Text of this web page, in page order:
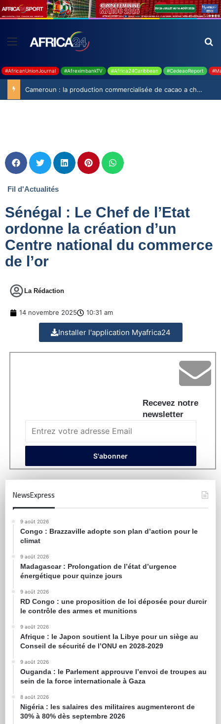
#AfricanUnionJournal #AfreximbankTV #Africa24Caribbean #CedeaoReport
Cameroun : la production commercialisée de cacao a chuté de 19,9% durant la saison 2025-2026
Fil d'Actualités
Sénégal : Le Chef de l’Etat
ordonne la création d’un
Centre national du commerce
de l’or
La Rédaction
14 novembre 2025 10:31 am
Installer l'application Myafrica24
Recevez notre
newsletter
NewsExpress
9 août 2026
Congo : Brazzaville adopte son plan d’action pour le
climat
9 août 2026
Madagascar : Prolongation de l’état d’urgence
énergétique pour quinze jours
9 août 2026
RD Congo : une proposition de loi déposée pour durcir
le contrôle des armes et munitions
9 août 2026
Afrique : le Japon soutient la Libye pour un siège au
Conseil de sécurité de l’ONU en 2028-2029
9 août 2026
Ouganda : le Parlement approuve l’envoi de troupes au
sein de la force internationale à Gaza
8 août 2026
Nigéria : les salaires des militaires augmenteront de
30% à 80% dès septembre 2026